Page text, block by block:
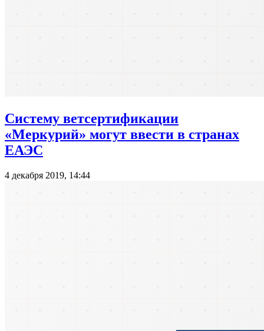
Систему ветсертификации
«Меркурий» могут ввести в странах
ЕАЭС
4 декабря 2019, 14:44